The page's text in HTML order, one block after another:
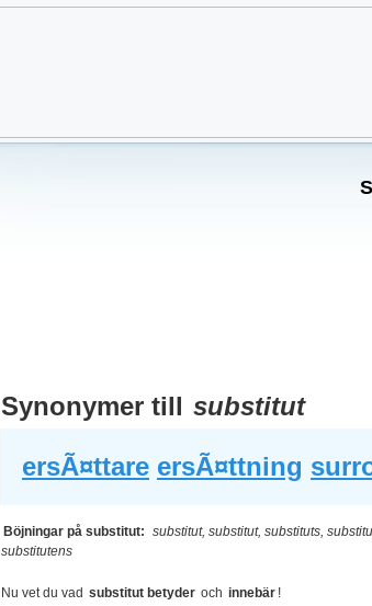
Synonymer till substitut
ersÃ¤ttare ersÃ¤ttning
Böjningar på substitut: substitut, substitut, substituts,
substitutens
Nu vet du vad substitut betyder och innebär !